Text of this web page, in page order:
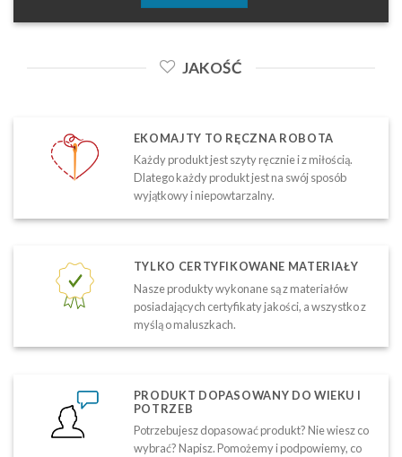
JAKOŚĆ
EKOMAJTY TO RĘCZNA ROBOTA
Każdy produkt jest szyty ręcznie i z miłością.
Dlatego każdy produkt jest na swój sposób
wyjątkowy i niepowtarzalny.
TYLKO CERTYFIKOWANE MATERIAŁY
Nasze produkty wykonane są z materiałów
posiadających certyfikaty jakości, a wszystko z
myślą o maluszkach.
PRODUKT DOPASOWANY DO WIEKU I
POTRZEB
Potrzebujesz dopasować produkt? Nie wiesz co
wybrać? Napisz. Pomożemy i podpowiemy, co